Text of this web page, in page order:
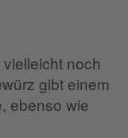
noch
gibt einem
ebenso wie